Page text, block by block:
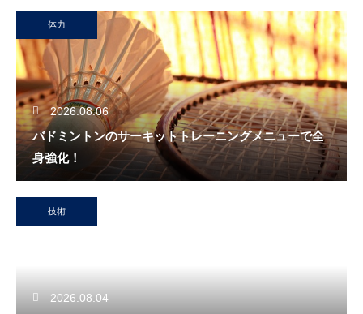
体力
2026.08.06
バドミントンのサーキットトレーニングメニューで全
身強化！
技術
2026.08.04